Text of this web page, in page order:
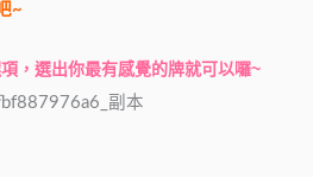
~
，選出你最有感覺的牌就可以囉~